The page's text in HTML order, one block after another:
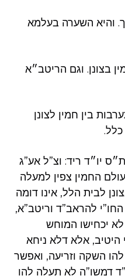
והיא השערה בעלמא
בצונן. וגם הריטב״א
בין חמין לצונן
יו״ד ריד: וצ”ל אע”ג
החמין צפין למעלה
לבית הלל, אינו דומה
להראב”ד וריטב”א,
לא יכחישו המוחש
היטיב, אלא דלא ניחא
השקה וזריעה, ואפשר
דמשו”ה לא תעלה להו